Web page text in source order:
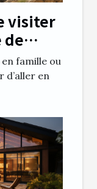
visiter
de
famille ou
d’aller en